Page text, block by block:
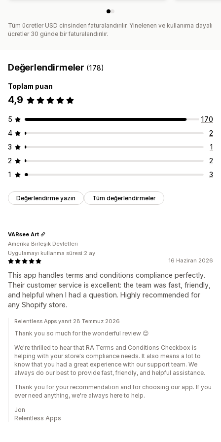
Tüm ücretler USD cinsinden faturalandırılır. Yinelenen ve kullanıma dayalı
ücretler 30 günde bir faturalandırılır.
Değerlendirmeler (178)
Toplam puan
4,9
5
170
4
2
3
1
2
2
1
3
Değerlendirme yazın Tüm değerlendirmeler
16 Haziran 2026
This app handles terms and conditions compliance perfectly.
Their customer service is excellent: the team was fast, friendly,
and helpful when I had a question. Highly recommended for
any Shopify store.
VARsee Art
Amerika Birleşik Devletleri
Uygulamayı kullanma süresi:2 ay
Relentless Apps yanıt 28 Temmuz 2026
Thank you so much for the wonderful review 😊
We're thrilled to hear that RA Terms and Conditions Checkbox is
helping with your store's compliance needs. It also means a lot to
know that you had a great experience with our support team. We
always do our best to provide fast, friendly, and helpful assistance.
Thank you for your recommendation and for choosing our app. If you
ever need anything, we're always here to help.
Jon
Relentless Apps